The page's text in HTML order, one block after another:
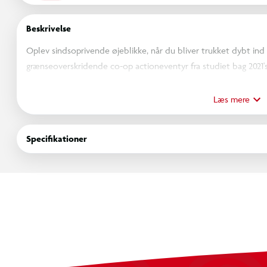
Beskrivelse
Oplev sindsoprivende øjeblikke, når du bliver trukket dybt
grænseoverskridende co-op actioneventyr fra studiet bag
deres egne historier efter at være blevet koblet til en
må stole på hinanden for at bryde fri med deres minder
og overvinde forskellige udfordringer, mens de springer
fortælling om venskab.
Tag fat i din co-op partner og gør dig klar til at overvinde
Læs mere
Specifikationer